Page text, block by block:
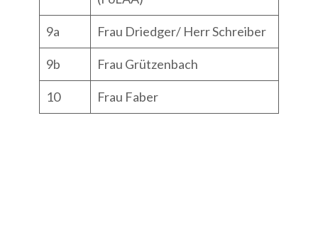
9a Frau Driedger/ Herr Schreiber
9b Frau Grützenbach
10 Frau Faber